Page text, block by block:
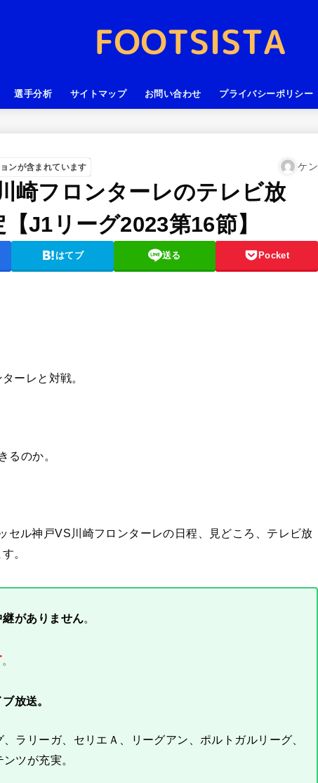
選手分析 サイトマップ お問い合わせ プライバシーポリシー
ンが含まれています ケン
崎フロンターレのテレビ放
J1リーグ2023第16節】
はてブ 送る Pocket
ーレと対戦。
るのか。
セル神戸VS川崎フロンターレの日程、見どころ、テレビ放
。
がありません。
。
放送。
ラリーガ、セリエＡ、リーグアン、ポルトガルリーグ、
ツが充実。